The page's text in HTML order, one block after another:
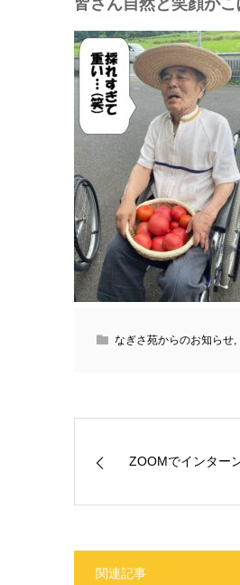
皆さん自然と笑顔が
なぎさ苑からのお知らせ,
ZOOMでインター
関連記事